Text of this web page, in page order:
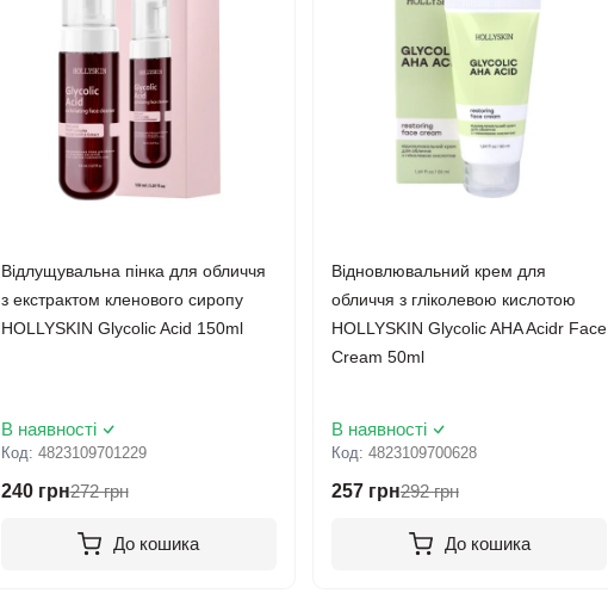
Відлущувальна пінка для обличчя
з екстрактом кленового сиропу
HOLLYSKIN Glycolic Acid 150ml
В наявності
Код: 4823109701229
240 грн272 грн
До кошика
Відновлювальний крем для
обличчя з гліколевою кислотою
HOLLYSKIN Glycolic AHA Acidr Face
Cream 50ml
В наявності
Код: 4823109700628
257 грн292 грн
До кошика